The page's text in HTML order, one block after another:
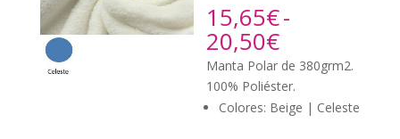
15,65€-
20,50€Rango
de
precios:
desde
15,65€
Manta Polar de 380grm2.
100% Poliéster.
Colores: Beige | Celeste